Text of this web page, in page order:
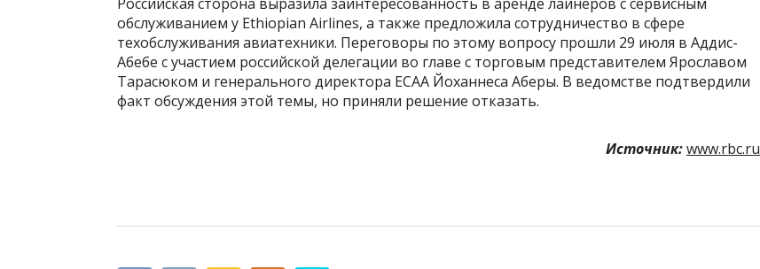
обслуживанием у Ethiopian Airlines, а также предложила сотрудничество в сфере
техобслуживания авиатехники. Переговоры по этому вопросу прошли 29 июля в Аддис-
Абебе с участием российской делегации во главе с торговым представителем Ярославом
Тарасюком и генерального директора ECAA Йоханнеса Аберы. В ведомстве подтвердили
факт обсуждения этой темы, но приняли решение отказать.
Источник:www.rbc.ru